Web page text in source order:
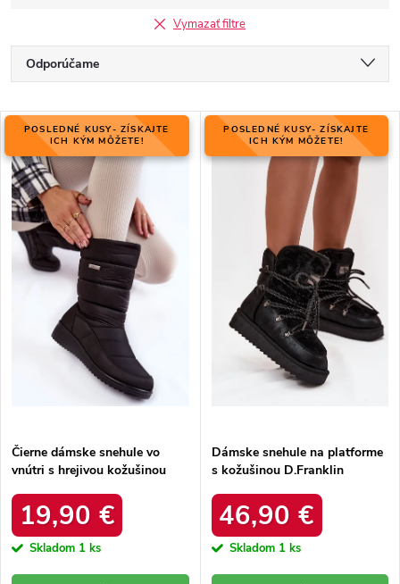
Vymazať filtre
a
d
n
i
e
p
Odporúčame
Najdrahšie
Najpredávanejšie
Abecedne
V
p
i
s
p
POSLEDNÉ KUSY- ZÍSKAJTE
ICH KÝM MÔŽETE!
Čierne dámske snehule vo
vnútri s hrejivou kožušinou
BLACK
19,90 €
Skladom 1 ks
POSLEDNÉ KUSY- ZÍSKAJTE
ICH KÝM MÔŽETE!
Dámske snehule na platforme
s kožušinou D.Franklin
46,90 €
Skladom 1 ks